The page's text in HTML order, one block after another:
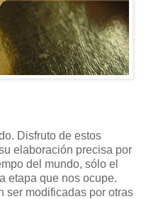
Disfruto de estos
elaboración precisa por
del mundo, sólo el
etapa que nos ocupe.
ser modificadas por otras